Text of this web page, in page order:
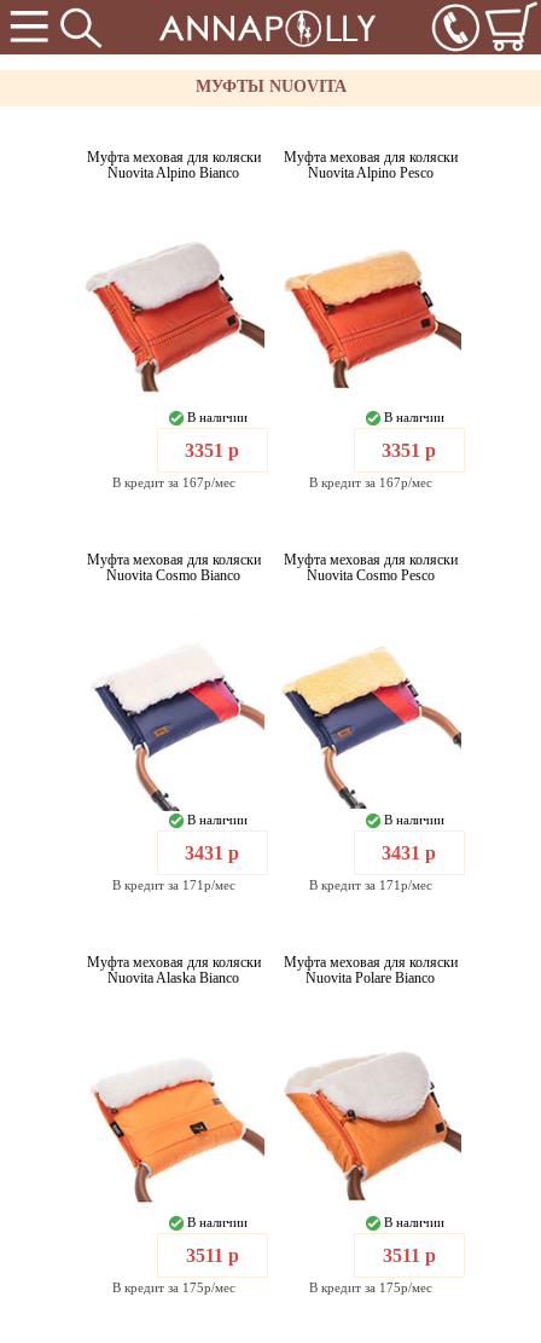
МУФТЫ NUOVITA
Муфта меховая для коляски
Nuovita Alpino Bianco
В наличии
3351 р
В кредит за 167р/мес
Муфта меховая для коляски
Nuovita Alpino Pesco
В наличии
3351 р
В кредит за 167р/мес
Муфта меховая для коляски
Nuovita Cosmo Bianco
В наличии
3431 р
В кредит за 171р/мес
Муфта меховая для коляски
Nuovita Cosmo Pesco
В наличии
3431 р
В кредит за 171р/мес
Муфта меховая для коляски
Nuovita Alaska Bianco
В наличии
3511 р
В кредит за 175р/мес
Муфта меховая для коляски
Nuovita Polare Bianco
В наличии
3511 р
В кредит за 175р/мес